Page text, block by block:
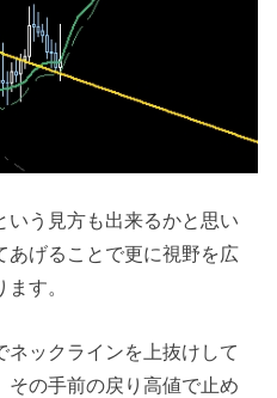
いう見方も出来るかと思い
あげることで更に視野を広
す。
ックラインを上抜けして
その手前の戻り高値で止め